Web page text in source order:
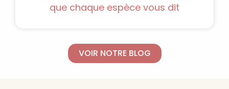
que chaque espèce vous dit
VOIR NOTRE BLOG